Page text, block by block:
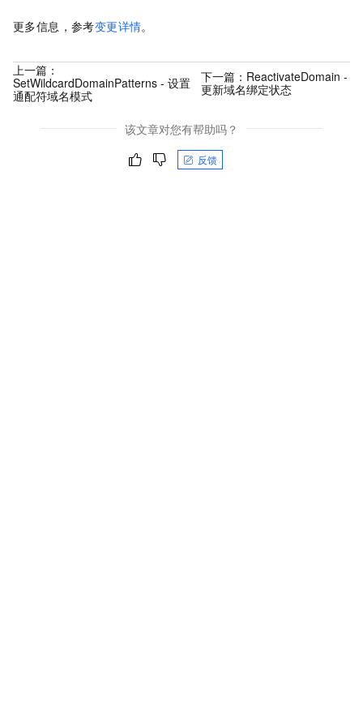
更多信息，参考变更详情。
上一篇：
SetWildcardDomainPatterns - 设置
通配符域名模式
下一篇： ReactivateDomain -
更新域名绑定状态
该文章对您有帮助吗？
反馈